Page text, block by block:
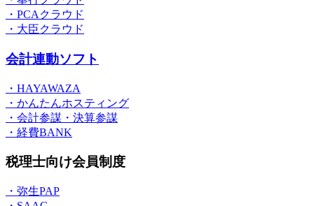
・PCAクラウド
・大臣クラウド
会計連動ソフト
・HAYAWAZA
・かんたんホスティング
・会計参謀・決算参謀
・経費BANK
税理士向け会員制度
・弥生PAP